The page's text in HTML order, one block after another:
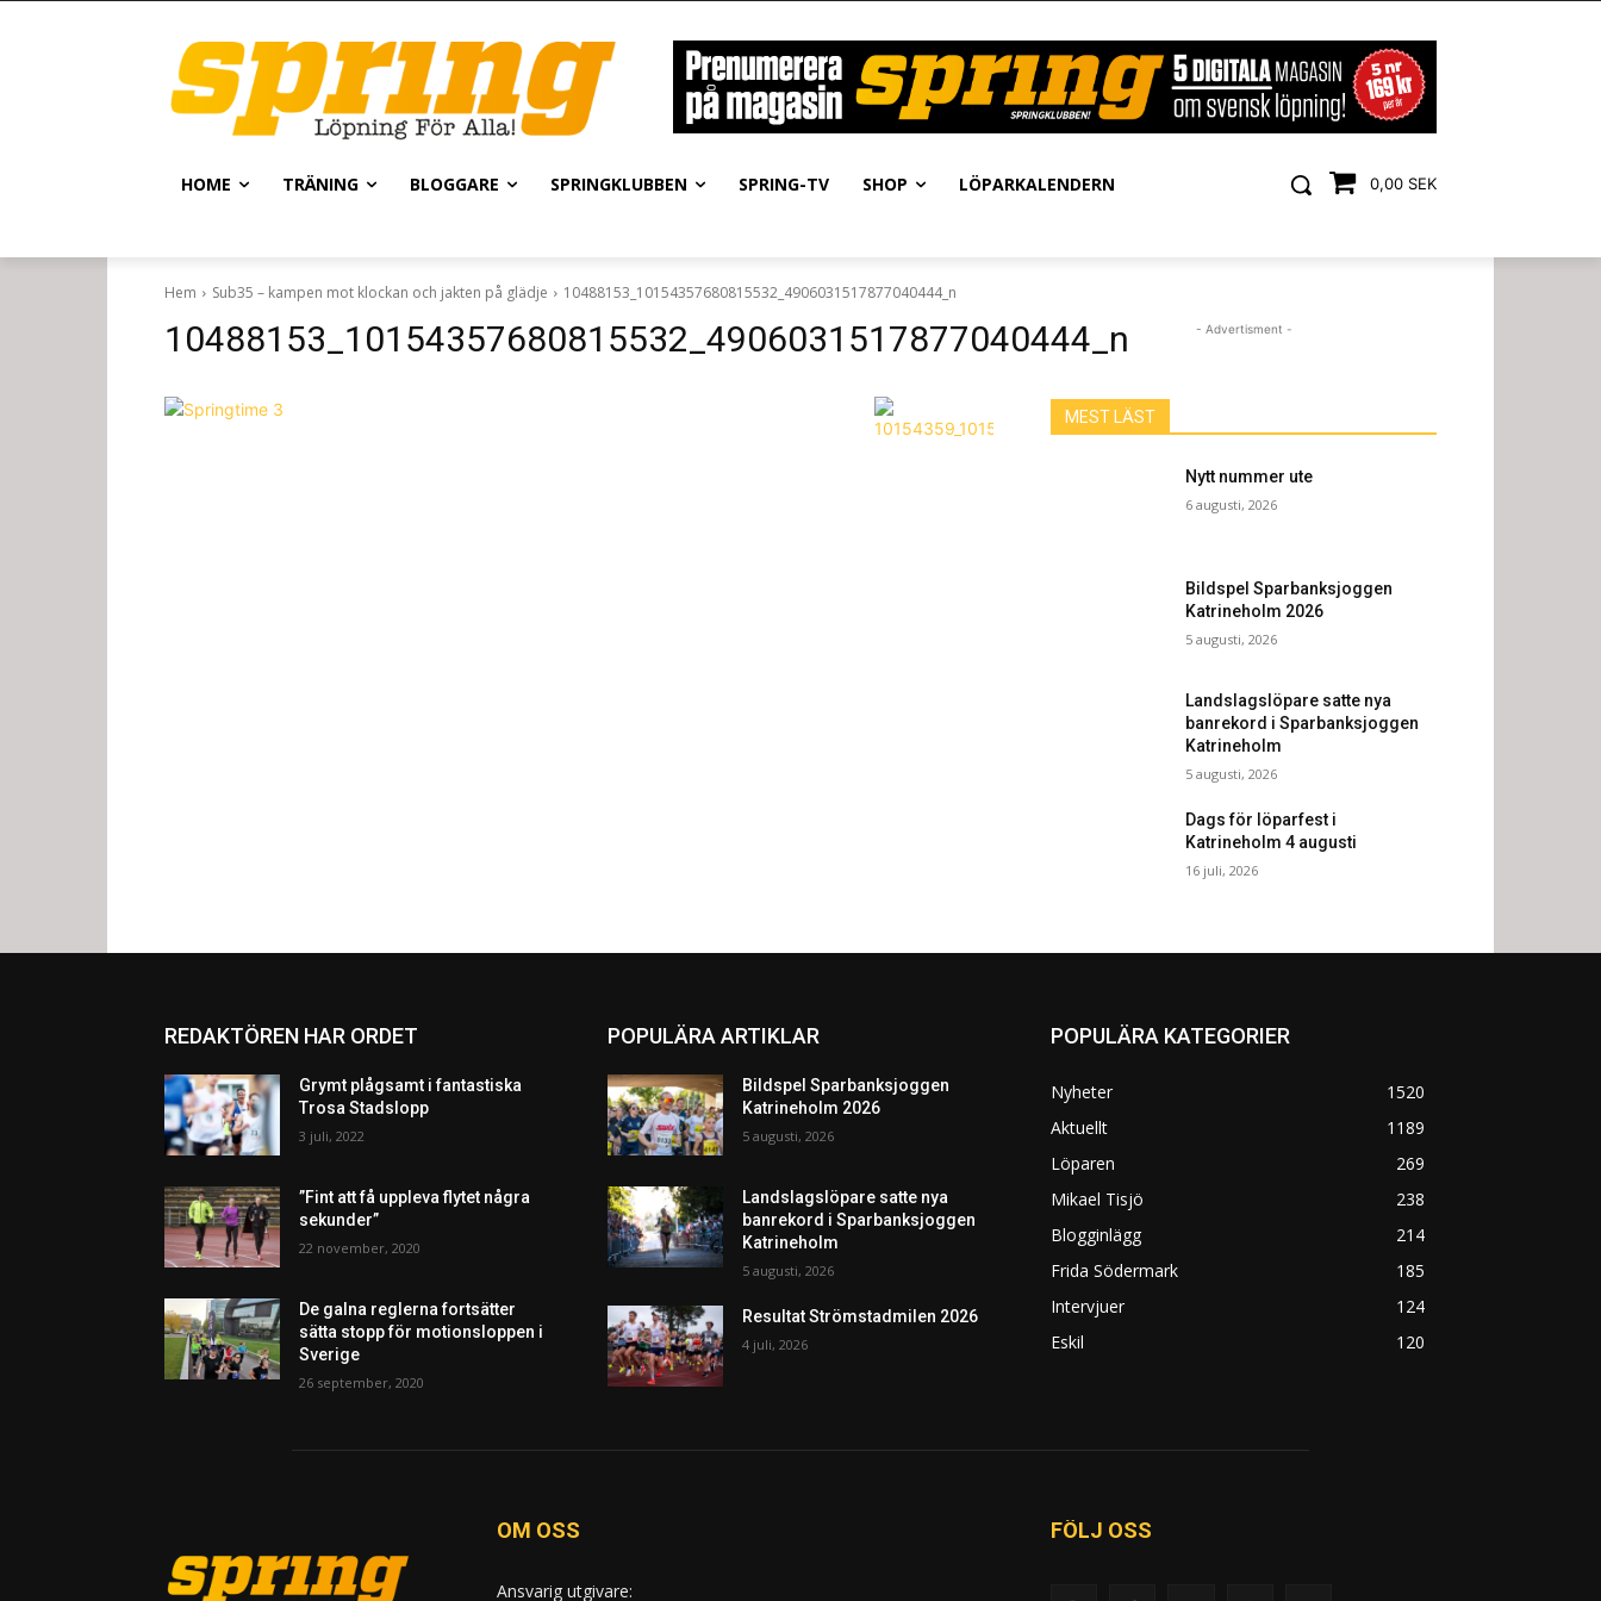
0,00 SEK
HOME TRÄNING BLOGGARE SPRINGKLUBBEN SPRING-TV SHOP LÖPARKALENDERN
Hem Sub35 – kampen mot klockan och jakten på glädje 10488153_10154357680815532_4906031517877040444_n
10488153_10154357680815532_4906031517877040444_n - Advertisment -
MEST LÄST
Nytt nummer ute
6 augusti, 2026
Bildspel Sparbanksjoggen
Katrineholm 2026
5 augusti, 2026
Landslagslöpare satte nya
banrekord i Sparbanksjoggen
Katrineholm
5 augusti, 2026
Dags för löparfest i
Katrineholm 4 augusti
16 juli, 2026
REDAKTÖREN HAR ORDET
Grymt plågsamt i fantastiska
Trosa Stadslopp
3 juli, 2022
”Fint att få uppleva flytet några
sekunder”
22 november, 2020
De galna reglerna fortsätter
sätta stopp för motionsloppen i
Sverige
26 september, 2020
POPULÄRA ARTIKLAR
Bildspel Sparbanksjoggen
Katrineholm 2026
5 augusti, 2026
Landslagslöpare satte nya
banrekord i Sparbanksjoggen
Katrineholm
5 augusti, 2026
Resultat Strömstadmilen 2026
4 juli, 2026
POPULÄRA KATEGORIER
Nyheter
1520
Aktuellt
1189
Löparen
269
Mikael Tisjö
238
Blogginlägg
214
Frida Södermark
185
Intervjuer
124
Eskil
120
OM OSS
Ansvarig utgivare:
FÖLJ OSS